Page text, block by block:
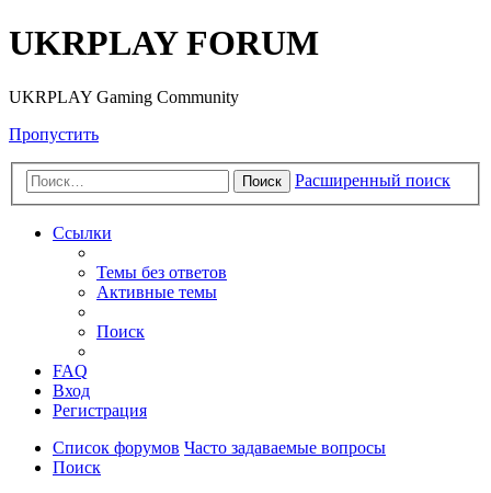
UKRPLAY FORUM
UKRPLAY Gaming Community
Пропустить
Поиск Расширенный поиск
Ссылки
Темы без ответов
Активные темы
Поиск
FAQ
Вход
Регистрация
Список форумов Часто задаваемые вопросы
Поиск